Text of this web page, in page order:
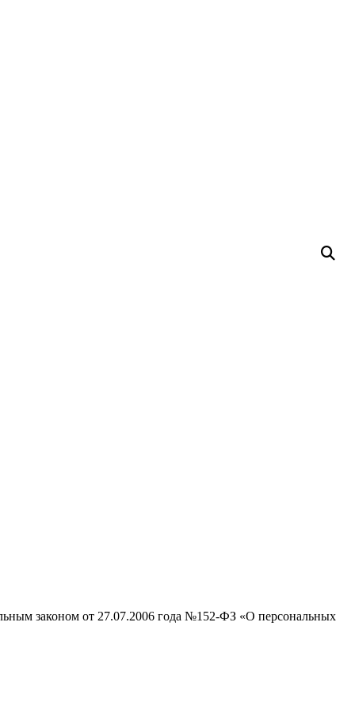
законом от 27.07.2006 года №152-ФЗ «О персональных